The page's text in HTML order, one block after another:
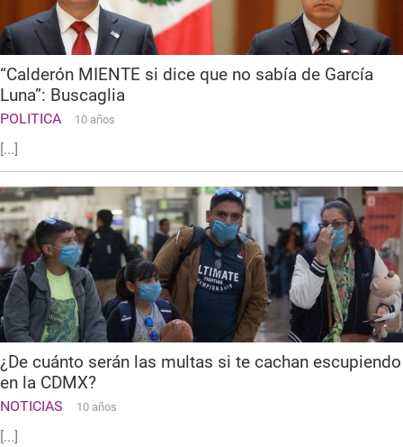
“Calderón MIENTE si dice que no sabía de García
Luna”: Buscaglia
POLITICA 10 años
[...]
¿De cuánto serán las multas si te cachan escupiendo
en la CDMX?
NOTICIAS 10 años
[...]